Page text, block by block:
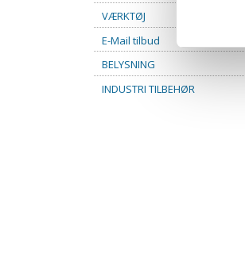
VÆRKTØJ
E-Mail tilbud
BELYSNING
INDUSTRI TILBEHØR